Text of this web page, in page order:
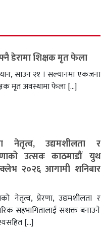
डेरामा शिक्षक मृत फेला
साउन २१ । सल्यानमा एकजना
मृत अवस्थामा फेला […]
नेतृत्व, उद्यमशीलता र
उत्सवः काठमाडौं युथ
२०२६ आगामी शनिबार
नेतृत्व, प्रेरणा, उद्यमशीलता र
सहभागितालाई सशक्त बनाउने
[…]